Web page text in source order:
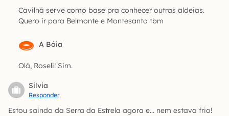
Cavilhã serve como base pra conhecer outras aldeias.
Quero ir para Belmonte e Montesanto tbm
A Bóia
Olá, Roseli! Sim.
Silvia
Responder
Estou saindo da Serra da Estrela agora e… nem estava frio!